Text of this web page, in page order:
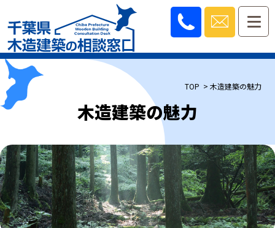
TOP > 木造建築の魅力
木造建築の魅力